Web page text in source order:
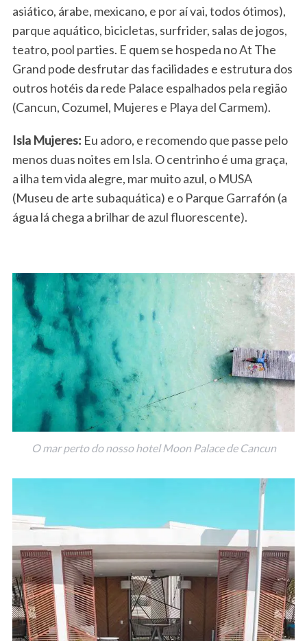
asiático, árabe, mexicano, e por aí vai, todos ótimos),
parque aquático, bicicletas, surfrider, salas de jogos,
teatro, pool parties. E quem se hospeda no At The
Grand pode desfrutar das facilidades e estrutura dos
outros hotéis da rede Palace espalhados pela região
(Cancun, Cozumel, Mujeres e Playa del Carmem).
Isla Mujeres: Eu adoro, e recomendo que passe pelo
menos duas noites em Isla. O centrinho é uma graça,
a ilha tem vida alegre, mar muito azul, o MUSA
(Museu de arte subaquática) e o Parque Garrafón (a
água lá chega a brilhar de azul fluorescente).
O mar perto do nosso hotel Moon Palace de Cancun